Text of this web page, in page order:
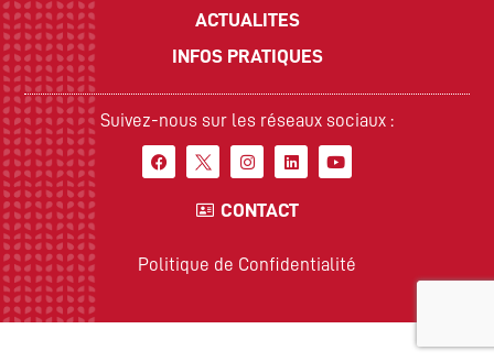
ACTUALITES
INFOS PRATIQUES
Suivez-nous sur les réseaux sociaux :
CONTACT
Politique de Confidentialité